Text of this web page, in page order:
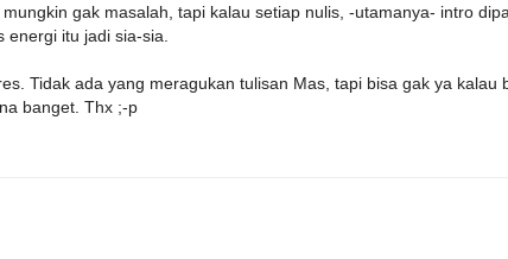
gak masalah, tapi kalau setiap nulis, -utamanya- intro
itu jadi sia-sia.
Tidak ada yang meragukan tulisan Mas, tapi bisa gak ya kalau
banget. Thx ;-p